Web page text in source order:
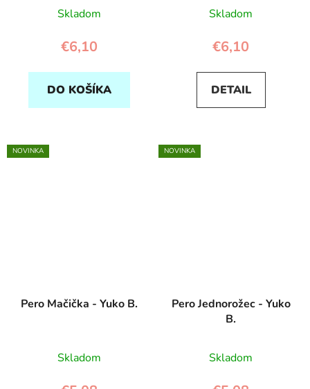
Skladom
€6,10
DO KOŠÍKA
Skladom
€6,10
DETAIL
NOVINKA
Pero Mačička - Yuko B.
Skladom
NOVINKA
Pero Jednorožec - Yuko
B.
Skladom